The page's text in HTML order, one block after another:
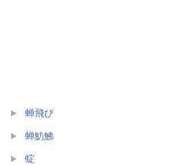
蝉飛び
蝉魴鮄
蝊